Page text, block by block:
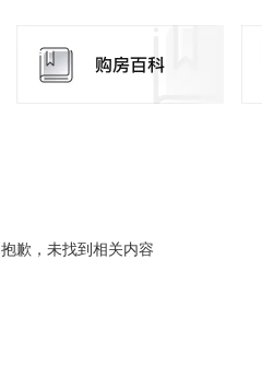
抱歉，未找到相关内容